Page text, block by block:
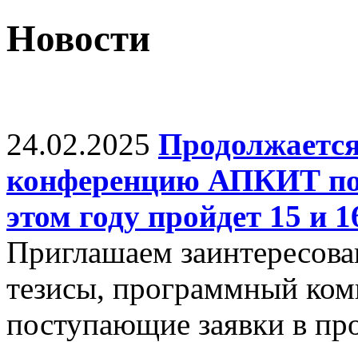
Новости
24.02.2025
конференцию АПКИТ
этом году пройдет 15 и
Приглашаем
тезисы, программный
поступающие заявки в